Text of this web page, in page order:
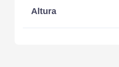
Altura